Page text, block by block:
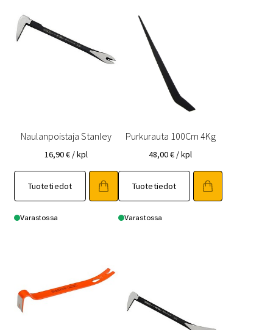
Naulanpoistaja Stanley
16,90€ / kpl
Tuotetiedot
Varastossa
Purkurauta 100Cm 4Kg
48,00€ / kpl
Tuotetiedot
Varastossa